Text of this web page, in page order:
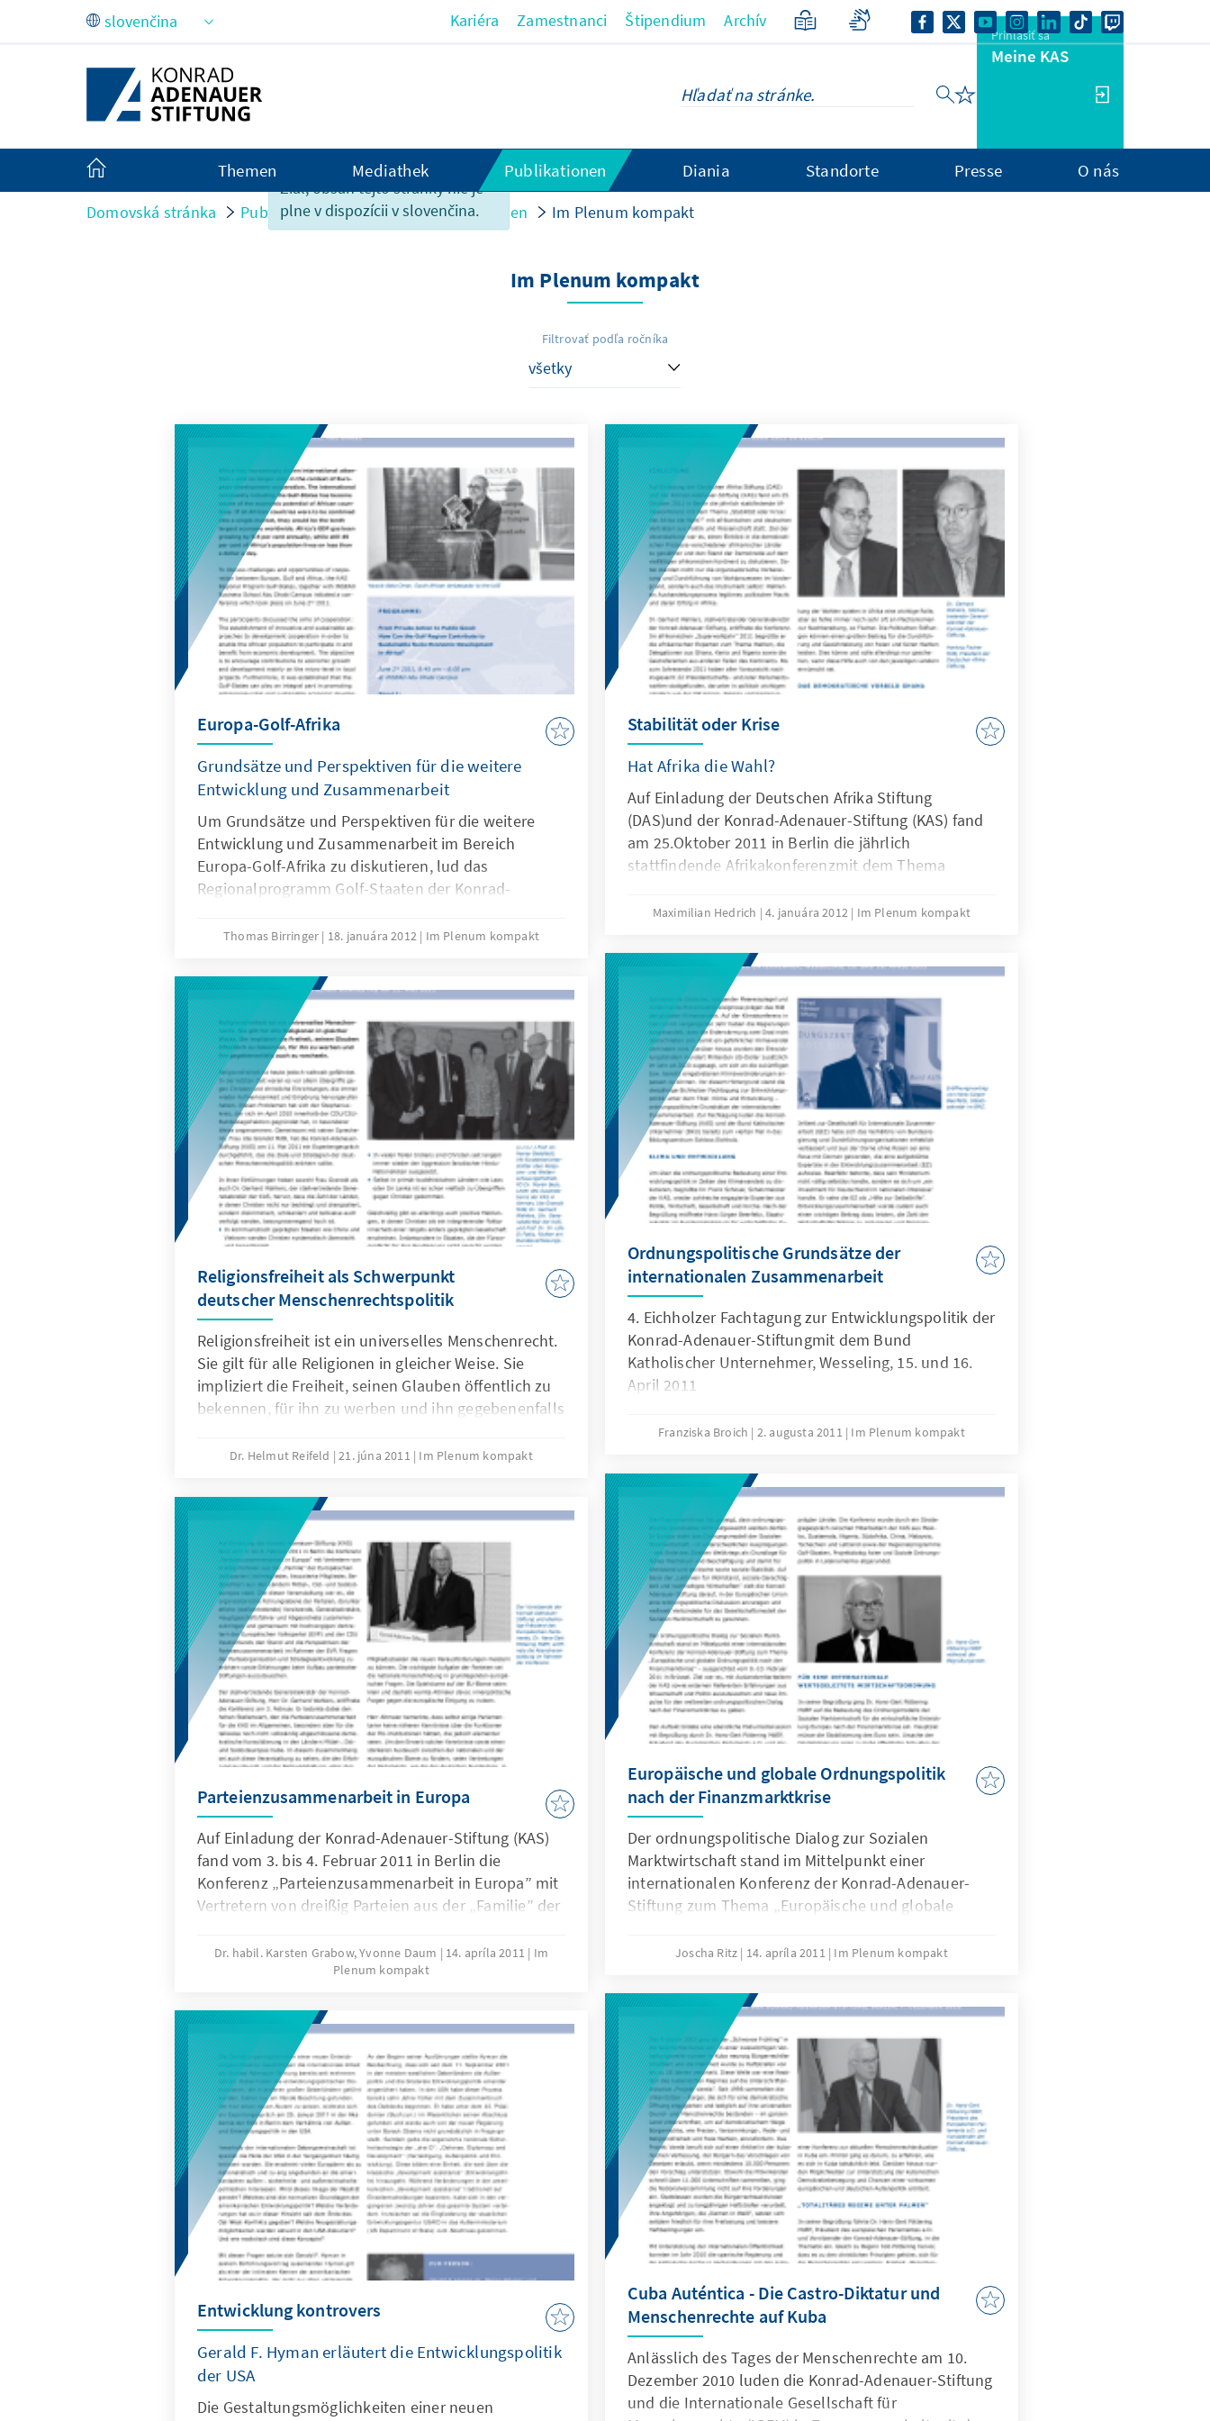
Skip to Main Content
Žiaľ, obsah tejto stránky nie je
plne v dispozícii v slovenčina.
Kariéra Zamestnanci Štipendium Archív
Prihlásiť sa
Meine KAS
Themen Mediathek Publikationen Diania Standorte Presse O nás
Domovská stránka Publikationen Abgeschlossene Reihen Im Plenum kompakt
Im Plenum kompakt
Filtrovať podľa ročníka
Europa-Golf-Afrika
Grundsätze und Perspektiven für die weitere
Entwicklung und Zusammenarbeit
Um Grundsätze und Perspektiven für die weitere
Entwicklung und Zusammenarbeit im Bereich
Europa-Golf-Afrika zu diskutieren, lud das
Regionalprogramm Golf-Staaten der Konrad-
Wirtschafshochschule INSEAD am 2. Juni zu der
How Can the Gulf Region Contribute to Sustainable
Socio-Economic Development in Africa?” ein.
Thomas Birringer 18. januára 2012 Im Plenum kompakt
Stabilität oder Krise
Hat Afrika die Wahl?
Auf Einladung der Deutschen Afrika Stiftung
(DAS)und der Konrad-Adenauer-Stiftung (KAS) fand
am 25.Oktober 2011 in Berlin die jährlich
stattfindende Afrikakonferenzmit dem Thema
afrikanischen und deutschenVertretern aus Politik
es, einen Einblick in die demokratischenProzesse
verschiedener afrikanischer Länderzu gewähren und
den Stand der Demokratie auf demvielfältigen
afrikanischen Kontinent zu diskutieren.
Maximilian Hedrich 4. januára 2012 Im Plenum kompakt
Ordnungspolitische Grundsätze der
internationalen Zusammenarbeit
4. Eichholzer Fachtagung zur Entwicklungspolitik der
Konrad-Adenauer-Stiftungmit dem Bund
Katholischer Unternehmer, Wesseling, 15. und 16.
April 2011
Franziska Broich 2. augusta 2011 Im Plenum kompakt
Religionsfreiheit als Schwerpunkt
deutscher Menschenrechtspolitik
Religionsfreiheit ist ein universelles Menschenrecht.
Sie gilt für alle Religionen in gleicher Weise. Sie
impliziert die Freiheit, seinen Glauben öffentlich zu
bekennen, für ihn zu werben und ihn gegebenenfalls
weltweit gefährdet. In der letzten Zeit waren es vor
Einrichtungen, die immer wieder Aufmerksamkeit
und Empörung hervorgerufen haben. Diesen
Problemen hat sich der Stephanuskreis, der sich im
April 2010 innerhalb der CDU/CSU-
Bundestagsfraktion gegründet hat, in besonderer
Weise angenommen. Gemeinsam mit seiner
Sprecherin, Frau Ute Granold MdB, hat die Konrad-
Adenauer-Stiftung (KAS) am 11. Mai 2011 ein
Expertengespräch durchgeführt, das die Ziele und
Strategien der deutschen Menschenrechtspolitik
erörtern sollte.
Dr. Helmut Reifeld 21. júna 2011 Im Plenum kompakt
Europäische und globale Ordnungspolitik
nach der Finanzmarktkrise
Der ordnungspolitische Dialog zur Sozialen
Marktwirtschaft stand im Mittelpunkt einer
internationalen Konferenz der Konrad-Adenauer-
Stiftung zum Thema „Europäische und globale
ausgerichtet vom 8.-10. Februar 2011 in Brüssel. Ziel
externen Referenten Erfahrungen aus Wissenschaft
und Politik auszutauschen und neue Impulse für
den weltweiten ordnungspolitischen Dialog nach
der Finanzmarktkrise zu geben.
Joscha Ritz 14. apríla 2011 Im Plenum kompakt
Parteienzusammenarbeit in Europa
Auf Einladung der Konrad-Adenauer-Stiftung (KAS)
fand vom 3. bis 4. Februar 2011 in Berlin die
Konferenz „Parteienzusammenarbeit in Europa” mit
Vertretern von dreißig Parteien aus der „Familie” der
Mitglieder, Beobachter) aus den Ländern Mittel-,
Ost- und Südosteuropas statt.
Dr. habil. Karsten Grabow, Yvonne Daum 14. apríla 2011
Im
Plenum kompakt
Cuba Auténtica - Die Castro-Diktatur und
Menschenrechte auf Kuba
Anlässlich des Tages der Menschenrechte am 10.
Dezember 2010 luden die Konrad-Adenauer-Stiftung
und die Internationale Gesellschaft für
Entwicklung kontrovers
Gerald F. Hyman erläutert die Entwicklungspolitik
der USA
Die Gestaltungsmöglichkeiten einer neuen